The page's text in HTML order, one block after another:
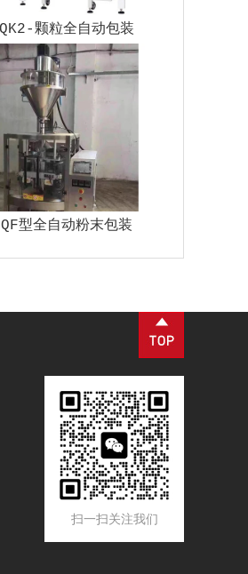
颗粒全自动包装
型全自动粉末包装
扫一扫关注我们